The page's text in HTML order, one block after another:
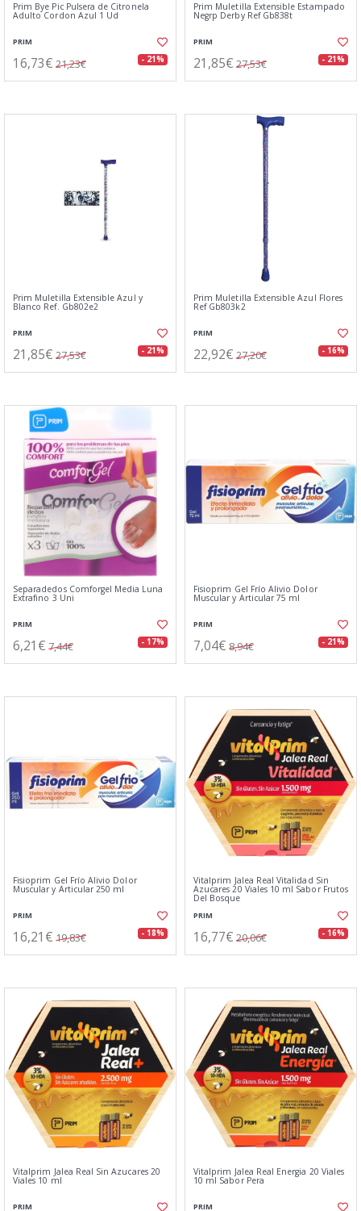
Prim Bye Pic Pulsera de Citronela
Adulto Cordon Azul 1 Ud
PRIM
16,73€ 21,23€ - 21%
Prim Muletilla Extensible Estampado
Negrp Derby Ref Gb838t
PRIM
21,85€ 27,53€ - 21%
Prim Muletilla Extensible Azul y
Blanco Ref. Gb802e2
PRIM
21,85€ 27,53€ - 21%
Prim Muletilla Extensible Azul Flores
Ref Gb803k2
PRIM
22,92€ 27,20€ - 16%
Separadedos Comforgel Media Luna
Extrafino 3 Uni
PRIM
6,21€ 7,44€ - 17%
Fisioprim Gel Frío Alivio Dolor
Muscular y Articular 75 ml
PRIM
7,04€ 8,94€ - 21%
Fisioprim Gel Frío Alivio Dolor
Muscular y Articular 250 ml
PRIM
16,21€ 19,83€ - 18%
Vitalprim Jalea Real Vitalidad Sin
Azucares 20 Viales 10 ml Sabor Frutos
Del Bosque
PRIM
16,77€ 20,06€ - 16%
Vitalprim Jalea Real Sin Azucares 20
Viales 10 ml
PRIM
Vitalprim Jalea Real Energia 20 Viales
10 ml Sabor Pera
PRIM